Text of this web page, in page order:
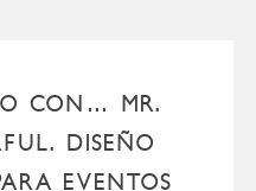
CON… MR.
DISEÑO
EVENTOS